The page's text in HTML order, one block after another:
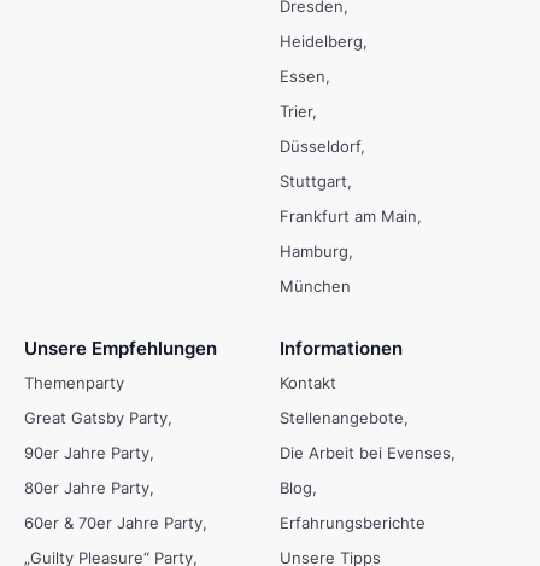
Dresden
Heidelberg
Essen
Trier
Düsseldorf
Stuttgart
Frankfurt am Main
Hamburg
München
Unsere Empfehlungen
Themenparty
Great Gatsby Party
90er Jahre Party
80er Jahre Party
60er & 70er Jahre Party
„Guilty Pleasure“ Party
Informationen
Kontakt
Stellenangebote
Die Arbeit bei Evenses
Blog
Erfahrungsberichte
Unsere Tipps